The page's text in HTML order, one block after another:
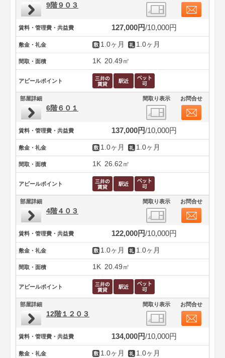
9階９０３
賃料・管理費・共益費 127,000円 10,000円
敷金・礼金 1.0ヶ月 1.0ヶ月
間取・面積 1K 20.49㎡
アピールポイント
部屋詳細 間取り表示 お問合せ
6階６０１
賃料・管理費・共益費 137,000円 10,000円
敷金・礼金 1.0ヶ月 1.0ヶ月
間取・面積 1K 26.62㎡
アピールポイント
部屋詳細 間取り表示 お問合せ
4階４０３
賃料・管理費・共益費 122,000円 10,000円
敷金・礼金 1.0ヶ月 1.0ヶ月
間取・面積 1K 20.49㎡
アピールポイント
部屋詳細 間取り表示 お問合せ
12階１２０３
賃料・管理費・共益費 134,000円 10,000円
敷金・礼金 1.0ヶ月 1.0ヶ月